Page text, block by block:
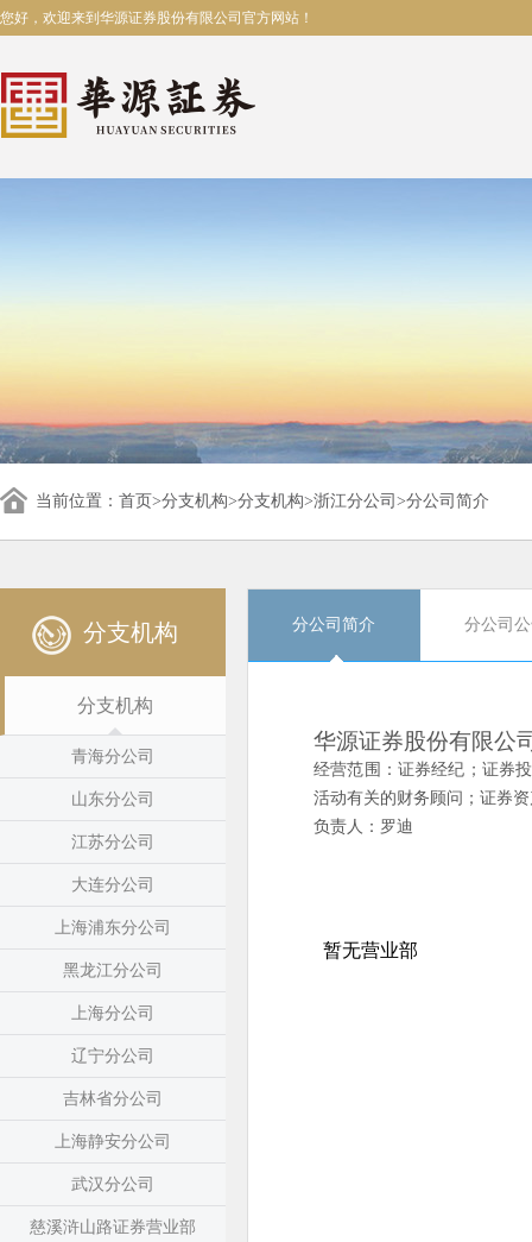
您好，欢迎来到华源证券股份有限公司官方网站！
当前位置： 首页>分支机构>分支机构>浙江分公司 >分公司简介
分支机构
分支机构
青海分公司
山东分公司
江苏分公司
大连分公司
上海浦东分公司
黑龙江分公司
上海分公司
辽宁分公司
吉林省分公司
上海静安分公司
武汉分公司
慈溪浒山路证券营业部
分公司简介 分公司
华源证券股份有限公
经营范围：证券经纪；证券
活动有关的财务顾问；证券
负责人：罗迪